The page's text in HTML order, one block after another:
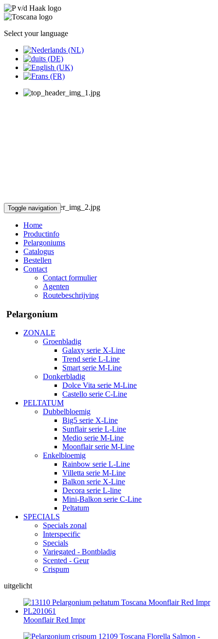
Select your language
Toggle navigation
Home
Productinfo
Pelargoniums
Catalogus
Bestellen
Contact
Contact formulier
Agenten
Routebeschrijving
Pelargonium
ZONALE
Groenbladig
Galaxy serie X-Line
Trend serie L-Line
Smart serie M-Line
Donkerbladig
Dolce Vita serie M-Line
Castello serie C-Line
PELTATUM
Dubbelbloemig
Big5 serie X-Line
Sunflair serie L-Line
Medio serie M-Line
Moonflair serie M-Line
Enkelbloemig
Rainbow serie L-Line
Villetta serie M-Line
Balkon serie X-Line
Decora serie L-line
Mini-Balkon serie C-Line
Peltatum
SPECIALS
Specials zonal
Interspecific
Specials
Variegated - Bontbladig
Scented - Geur
Crispum
uitgelicht
Moonflair Red Impr